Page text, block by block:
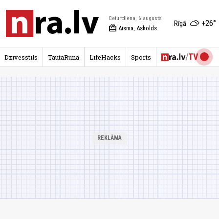
Ceturtdiena, 6.augusts
redeem Aisma, Askolds
Rīgā +26°
Dzīvesstils TautaRunā LifeHacks Sports